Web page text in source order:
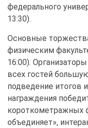
федерального
13:30).
Основные
физическим
16:00).
всех гостей
подведение итогов
награждения
короткометражных
объединяет»,